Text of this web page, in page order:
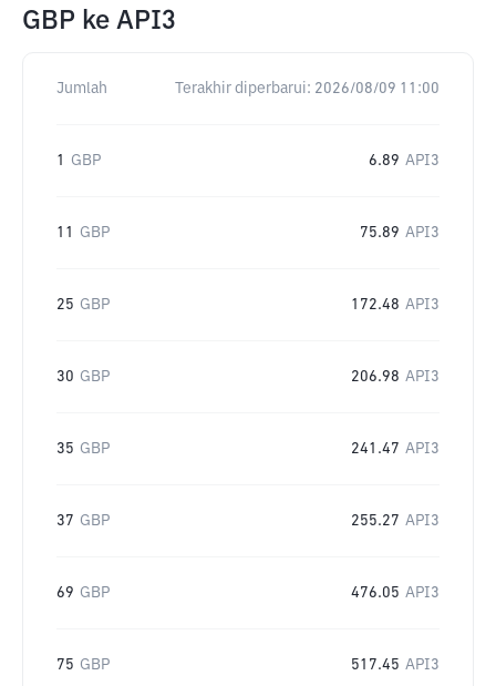
GBP ke API3
Jumlah Terakhir diperbarui: 2026/08/09 11:00
1 GBP 6.89 API3
11 GBP 75.89 API3
25 GBP 172.48 API3
30 GBP 206.98 API3
35 GBP 241.47 API3
37 GBP 255.27 API3
69 GBP 476.05 API3
75 GBP 517.45 API3